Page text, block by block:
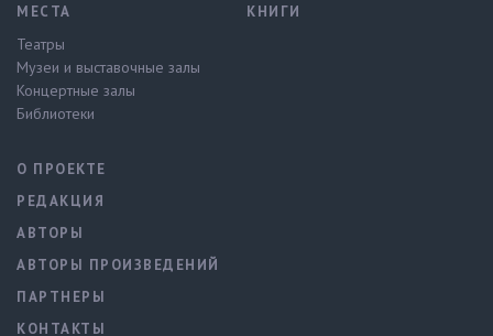
МЕСТА
Театры
Музеи и выставочные залы
Концертные залы
Библиотеки
КНИГИ
О ПРОЕКТЕ
РЕДАКЦИЯ
АВТОРЫ
АВТОРЫ ПРОИЗВЕДЕНИЙ
ПАРТНЕРЫ
КОНТАКТЫ